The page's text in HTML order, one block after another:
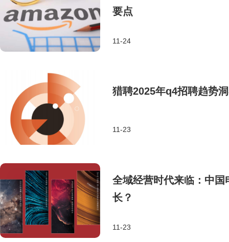
要点
11-24
猎聘2025年q4招聘趋势
11-23
全域经营时代来临：中
长？
11-23